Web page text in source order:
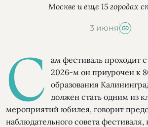
Москве и еще 15 городах
3 июня
С
ам фестиваль проходит с
2026-м он приурочен к
образования
должен стать одним из
мероприятий юбилея, говорит
наблюдательного совета фестиваля,